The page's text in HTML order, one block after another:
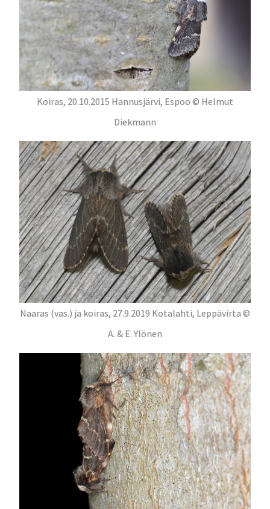
Koiras, 20.10.2015 Hannusjärvi, Espoo © Helmut
Diekmann
Naaras (vas.) ja koiras, 27.9.2019 Kotalahti, Leppävirta ©
A. & E. Ylönen